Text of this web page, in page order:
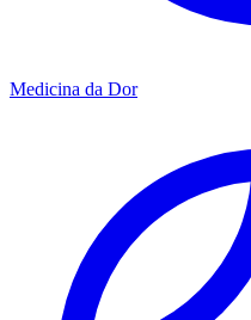
Medicina da Dor